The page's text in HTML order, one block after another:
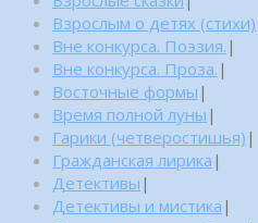
Взрослым о детях (стихи)
Вне конкурса. Поэзия. |
Вне конкурса. Проза. |
Восточные формы |
Время полной луны |
Гарики (четверостишья) |
Гражданская лирика |
Детективы |
Детективы и мистика |